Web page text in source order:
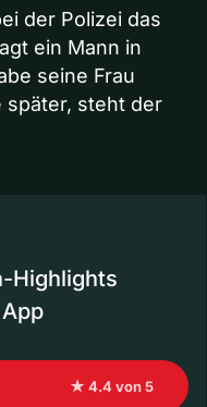
der Polizei das
ein Mann in
seine Frau
später, steht der
Highlights
★ 4.4 von 5